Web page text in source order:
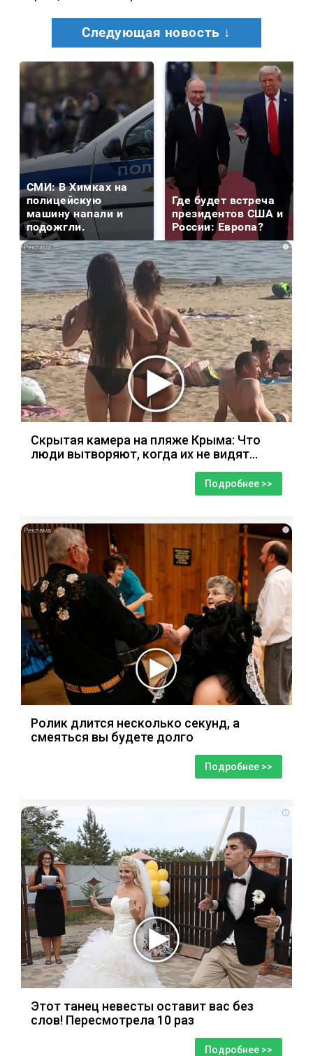
Следующая новость ↓
СМИ: В Химках на
полицейскую
машину напали и
подожгли.
Где будет встреча
президентов США и
России: Европа?
i
Скрытая камера на пляже Крыма: Что
люди вытворяют, когда их не видят...
Подробнее >>
i
Ролик длится несколько секунд, а
смеяться вы будете долго
Подробнее >>
i
Этот танец невесты оставит вас без
слов! Пересмотрела 10 раз
Подробнее >>